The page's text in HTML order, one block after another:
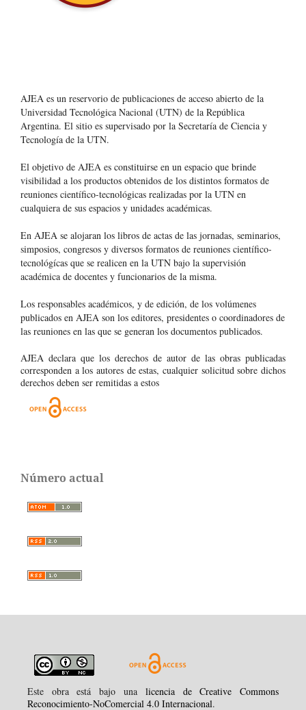
AJEA es un reservorio de publicaciones de acceso abierto de la
Universidad Tecnológica Nacional (UTN) de la República
Argentina. El sitio es supervisado por la Secretaría de Ciencia y
Tecnología de la UTN.
El objetivo de AJEA es constituirse en un espacio que brinde
visibilidad a los productos obtenidos de los distintos formatos de
reuniones científico-tecnológicas realizadas por la UTN en
cualquiera de sus espacios y unidades académicas.
En AJEA se alojaran los libros de actas de las jornadas, seminarios,
simposios, congresos y diversos formatos de reuniones científico-
tecnológícas que se realicen en la UTN bajo la supervisión
académica de docentes y funcionarios de la misma.
Los responsables académicos, y de edición, de los volúmenes
publicados en AJEA son los editores, presidentes o coordinadores de
las reuniones en las que se generan los documentos publicados.
AJEA declara que los derechos de autor de las obras publicadas
corresponden a los autores de estas, cualquier solicitud sobre dichos
derechos deben ser remitidas a estos
Número actual
Este obra está bajo unalicencia de Creative Commons
Reconocimiento-NoComercial 4.0 Internacional.